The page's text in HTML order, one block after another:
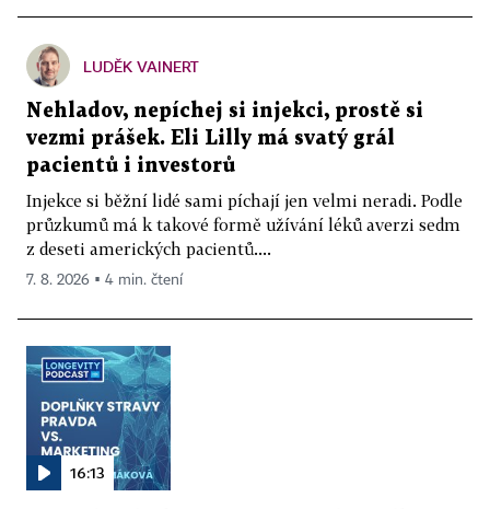
LUDĚK VAINERT
Nehladov, nepíchej si injekci, prostě si
vezmi prášek. Eli Lilly má svatý grál
pacientů i investorů
Injekce si běžní lidé sami píchají jen velmi neradi. Podle
průzkumů má k takové formě užívání léků averzi sedm
z deseti amerických pacientů....
7. 8. 2026 ▪ 4 min. čtení
16:13